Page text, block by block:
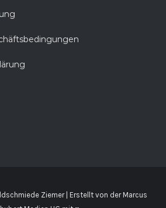
Ziemer | Erstellt von der Marcus